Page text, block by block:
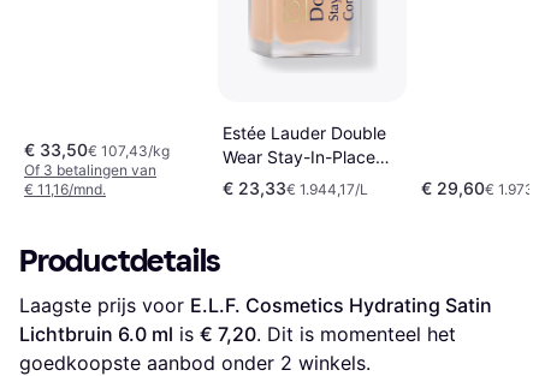
€ 33,50€ 107,43/kg
Of 3 betalingen van
€ 11,16/mnd.
Estée Lauder Double
Wear Stay-In-Place
Concealer 24-Hour
12ml - Beige
€ 23,33€ 1.944,17/L € 29,60€
Productdetails
Laagste prijs voor E.L.F. Cosmetics Hydrating Satin
Lichtbruin 6.0 ml is € 7,20. Dit is momenteel het
goedkoopste aanbod onder 2 winkels.